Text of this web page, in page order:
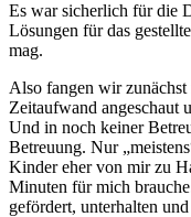
Es war sicherlich für die
Lösungen für das
mag.
Also fangen wir
Zeitaufwand angeschaut
Und in noch keiner
Betreuung. Nur
Kinder eher von mir zu
Minuten für mich
gefördert, unterhalten